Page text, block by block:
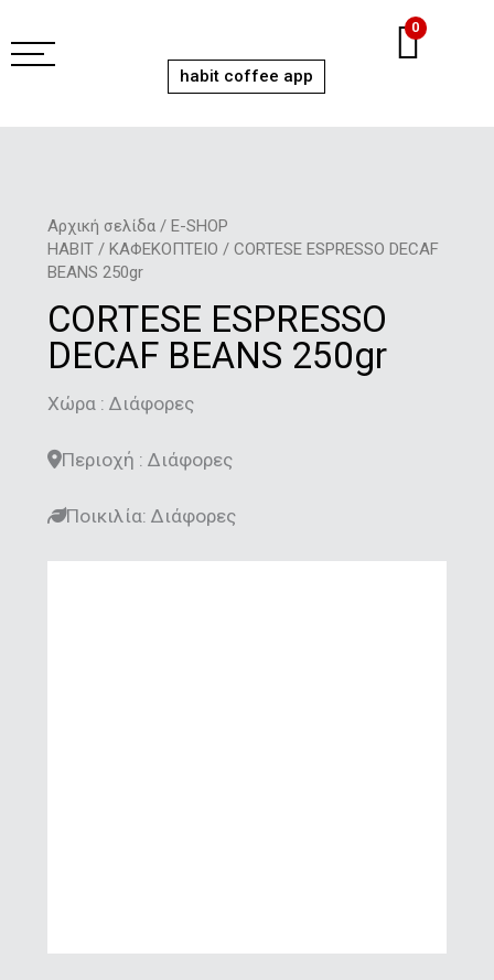
στο
περιεχόμενο
habit coffee app
0
Αρχική σελίδα/ E-SHOP
HABIT/ ΚΑΦΕΚΟΠΤΕΙΟ / CORTESE ESPRESSO DECAF
BEANS 250gr
CORTESE ESPRESSO
DECAF BEANS 250gr
Χώρα : Διάφορες
Περιοχή : Διάφορες
Ποικιλία: Διάφορες